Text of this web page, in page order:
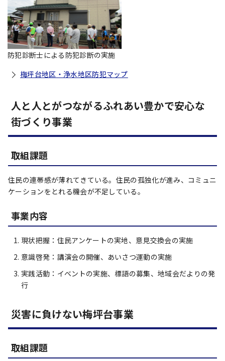
防犯診断士による防犯診断の実施
梅坪台地区・浄水地区防犯マップ
人と人とがつながるふれあい豊かで安心な
街づくり事業
取組課題
住民の連帯感が薄れてきている。住民の孤独化が進み、コミュニ
ケーションをとれる機会が不足している。
事業内容
現状把握：住民アンケートの実地、意見交換会の実施
意識啓発：講演会の開催、あいさつ運動の実施
実践活動：イベントの実施、標語の募集、地域会だよりの発
行
災害に負けない梅坪台事業
取組課題